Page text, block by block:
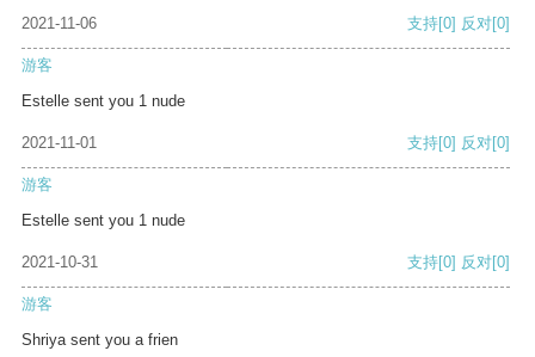
2021-11-06 支持[0] 反对[0]
游客
Estelle sent you 1 nude
2021-11-01 支持[0] 反对[0]
游客
Estelle sent you 1 nude
2021-10-31 支持[0] 反对[0]
游客
Shriya sent you a frien